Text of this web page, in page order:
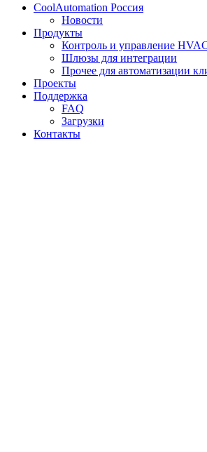
CoolAutomation Россия
Новости
Продукты
Контроль и управление
Шлюзы для интеграции
Прочее для автоматизации
Проекты
Поддержка
FAQ
Загрузки
Контакты